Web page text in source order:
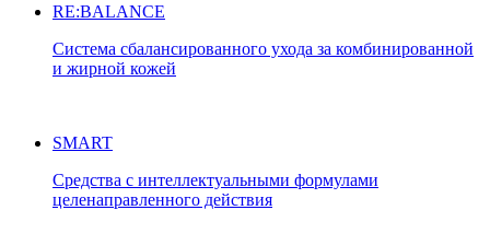
RE:BALANCE
Система сбалансированного ухода за комбинированной
и жирной кожей
SMART
Средства с интеллектуальными формулами
целенаправленного действия